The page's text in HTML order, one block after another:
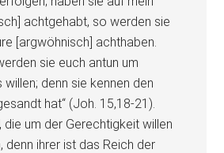
achtgehabt, so werden sie
[argwöhnisch] achthaben.
sie euch antun um
willen; denn sie kennen den
hat“ (Joh. 15,18-21).
die um der Gerechtigkeit willen
denn ihrer ist das Reich der